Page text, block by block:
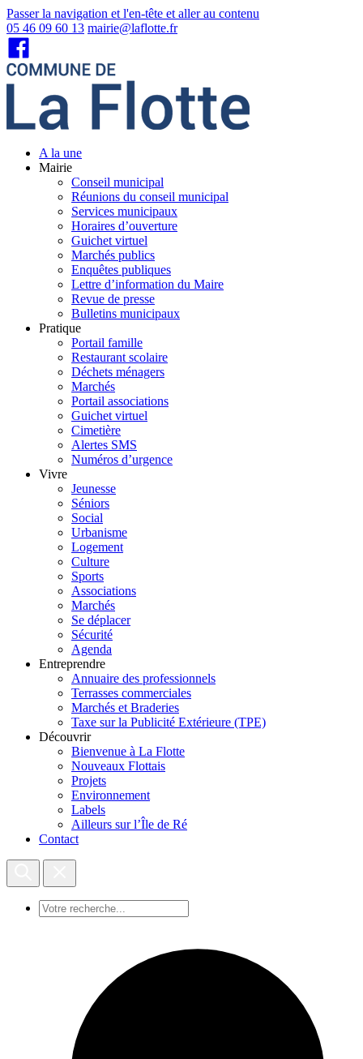
Passer la navigation et l'en-tête et aller au contenu
05 46 09 60 13 mairie@laflotte.fr
A la une
Mairie
Conseil municipal
Réunions du conseil municipal
Services municipaux
Horaires d’ouverture
Guichet virtuel
Marchés publics
Enquêtes publiques
Lettre d’information du Maire
Revue de presse
Bulletins municipaux
Pratique
Portail famille
Restaurant scolaire
Déchets ménagers
Marchés
Portail associations
Guichet virtuel
Cimetière
Alertes SMS
Numéros d’urgence
Vivre
Jeunesse
Séniors
Social
Urbanisme
Logement
Culture
Sports
Associations
Marchés
Se déplacer
Sécurité
Agenda
Entreprendre
Annuaire des professionnels
Terrasses commerciales
Marchés et Braderies
Taxe sur la Publicité Extérieure (TPE)
Découvrir
Bienvenue à La Flotte
Nouveaux Flottais
Projets
Environnement
Labels
Ailleurs sur l’Île de Ré
Contact